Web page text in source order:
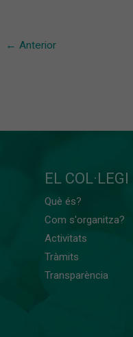
← Anterior
EL COL·LEGI
Què és?
Com s'organitza?
Activitats
Tràmits
Transparència